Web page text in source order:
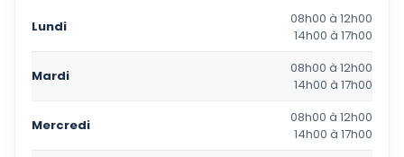
Lundi
08h00 à 12h00
14h00 à 17h00
Mardi
08h00 à 12h00
14h00 à 17h00
Mercredi
08h00 à 12h00
14h00 à 17h00